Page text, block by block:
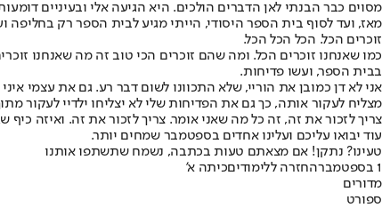
מסוים כבר הבנתי לאן הדברים הולכים. היא הגיעה אלי ובעיניים
מאז, ועד לסוף בית הספר היסודי, הייתי מגיע לבית הספר רק בחליפה
זוכרים הכל. הכל הכל הכל.
כמו שאנחנו זוכרים הכל. ומה שהם זוכרים הכי טוב זה מה שאנחנו
בבית הספר, ועשו פדיחות.
אני לא דן כמובן את הוריי, שלא התכוונו לשום דבר רע. גם את עצמי
מצליח לעקור אותה, כך גם את הפדיחות שלי לא יצליחו ילדיי לעקור
צריך לזכור את זה, זה כל מה שאני אומר. צריך לזכור את זה. ואיזה כיף שגיבורת הסיפור כבר בת 19 והתירה לי לכתוב את זה. בהצלחה
עוד יבואו עליכם ועלינו אחדים בספטמבר שמחים יותר.
טעינו? נתקן! אם מצאתם טעות בכתבה, נשמח שתשתפו אותנו
1 בספטמבר
החזרה ללימודיםכיתה א'
מדורים
ספורט